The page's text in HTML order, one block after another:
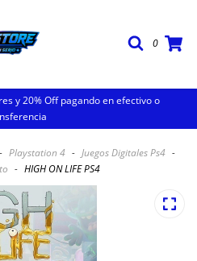
0
y 20% Off pagando en efectivo o
- Playstation 4 - Juegos Digitales Ps4 -
- HIGH ON LIFE PS4